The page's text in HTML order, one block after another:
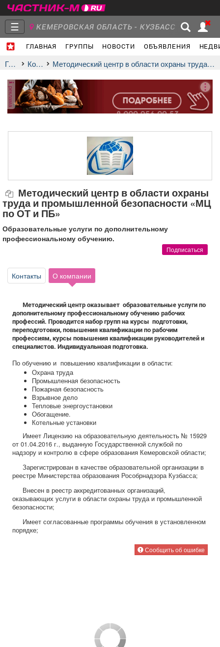
☰ КЕМЕРОВСКАЯ ОБЛАСТЬ - КУЗБАСС
ГЛАВНАЯ ГРУППЫ НОВОСТИ ОБЪЯВЛЕНИЯ
Главная
Группы
Объявления Недвижимость Услуги
Транспорт
Афиша
Товары Поздравления
ТВ программа Я - пенсионер
ГлавнаяКомпании Методический центр в области охраны труда и промышленной безопасности «МЦ по ОТ и ПБ»
реклама
Методический центр в области охраны
труда и промышленной безопасности «МЦ
по ОТ и ПБ»
Образовательные услуги по дополнительному
профессиональному обучению.
Подписаться
Контакты О компании
Методический центр оказывает образовательные услуги по
дополнительному профессиональному обучению рабочих
профессий. Проводится набор групп на курсы подготовки,
переподготовки, повышения квалификации по рабочим
профессиям, курсы повышения квалификации руководителей и
специалистов. Индивидуальноая подготовка.
По обучению и повышению квалификации в области:
Охрана труда
Промышленная безопасность
Пожарная безопасность
Взрывное дело
Тепловые энергоустановки
Обогащение.
Котельные установки
Имеет Лицензию на образовательную деятельность № 15929
от 01.04.2016 г., выданную Государственной службой по
надзору и контролю в сфере образования Кемеровской области;
Зарегистрирован в качестве образовательной организации в
реестре Министерства образования Рособрнадзора Кузбасса;
Внесен в реестр аккредитованных организаций,
оказывающих услуги в области охраны труда и промышленной
безопасности;
Имеет согласованные программы обучения в установленном
порядке;
Сообщить об ошибке